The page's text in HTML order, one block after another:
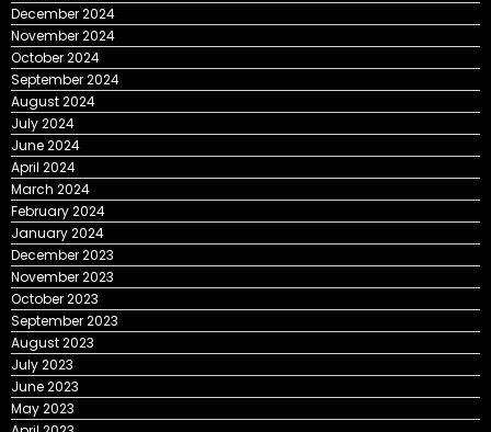
December 2024
November 2024
October 2024
September 2024
August 2024
July 2024
June 2024
April 2024
March 2024
February 2024
January 2024
December 2023
November 2023
October 2023
September 2023
August 2023
July 2023
June 2023
May 2023